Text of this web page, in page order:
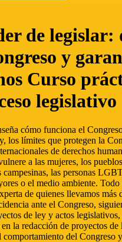
de legislar:
y
Curso
legislativo
cómo funciona el
los límites que protegen la
de derechos
a las mujeres, los
campesinas, las personas
o el medio ambiente. Todo
de quienes llevamos más
ante el Congreso,
de ley y actos legislativos,
en la redacción de proyectos
comportamiento del Congreso